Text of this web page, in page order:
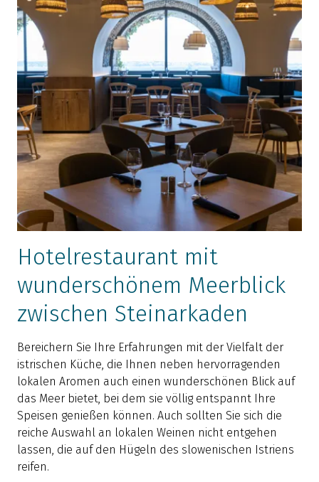
Hotelrestaurant mit
wunderschönem Meerblick
zwischen Steinarkaden
Bereichern Sie Ihre Erfahrungen mit der Vielfalt der
istrischen Küche, die Ihnen neben hervorragenden
lokalen Aromen auch einen wunderschönen Blick auf
das Meer bietet, bei dem sie völlig entspannt Ihre
Speisen genießen können. Auch sollten Sie sich die
reiche Auswahl an lokalen Weinen nicht entgehen
lassen, die auf den Hügeln des slowenischen Istriens
reifen.